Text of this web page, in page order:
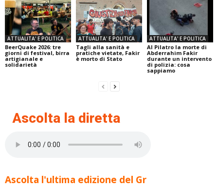
ATTUALITA' E POLITICA
BeerQuake 2026: tre
giorni di festival, birra
artigianale e
solidarietà
ATTUALITA' E POLITICA
Tagli alla sanità e
pratiche vietate, Fakir
è morto di Stato
ATTUALITA' E POLITICA
Al Pilatro la morte di
Abderrahim Fakir
durante un intervento
di polizia: cosa
sappiamo
Ascolta la diretta
Ascolta l'ultima edizione del Gr